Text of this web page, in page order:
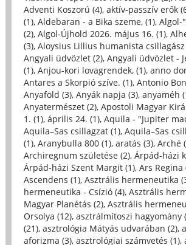
Adventi Koszorú (4), aktív-passzív erők
(1), Aldebaran - a Bika szeme, (1), Algol-
(2), Algol-Újhold 2026. május 16. (1),
(3), Aloysius Lillius humanista csillagász
Angyali üdvözlet (2), Angyali üdvözlet -
(1), Anjou-kori lovagrendek, (1), anno
Antares a Skorpió szíve. (1), Antonio
Anyaföld (3), Anyák napja (3), anyaméh
Anyatermészet (2), Apostoli Magyar
1. (1), április 24. (1), Aquila - "Jupiter
Aquila–Sas csillagzat (1), Aquila–Sas
(1), Aranybulla 800 (1), aratás (3), Arché
Archiregnum születése (2), Árpád-házi
Árpád-házi Szent Margit (1), Ars Regina
Ascendens (1), Asztrális hermeneutika
hermeneutika - Csízió (4), Asztrális
Magyar Planétás (2), Asztrális
Orsolya (12), asztrálmítoszi hagyomány
(21), asztrológia Mátyás udvarában (2),
aforizma (3), asztrológiai számvetés (1),